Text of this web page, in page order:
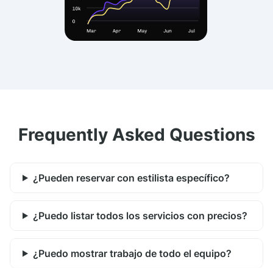
Frequently Asked Questions
¿Pueden reservar con estilista específico?
¿Puedo listar todos los servicios con precios?
¿Puedo mostrar trabajo de todo el equipo?